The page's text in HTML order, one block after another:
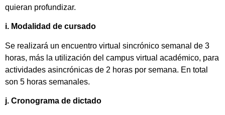
quieran profundizar.
i. Modalidad de cursado
Se realizará un encuentro virtual sincrónico semanal de 3
horas, más la utilización del campus virtual académico, para
actividades asincrónicas de 2 horas por semana. En total
son 5 horas semanales.
j. Cronograma de dictado